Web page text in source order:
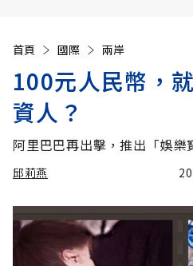
首頁 國際 兩岸
100元人民幣，
資人？
阿里巴巴再出擊，推出「娛
邱莉燕